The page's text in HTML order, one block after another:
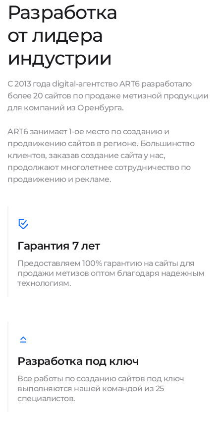
Разработка
от лидера
индустрии
С 2013 года digital-агентство ART6 разработало
более 20 сайтов по продаже метизной продукции
для компаний из Оренбурга.
ART6 занимает 1-ое место по созданию и
продвижению сайтов в регионе. Большинство
клиентов, заказав создание сайта у нас,
продолжают многолетнее сотрудничество по
продвижению и рекламе.
Гарантия 7 лет
Предоставляем 100% гарантию на сайты для
продажи метизов оптом благодаря надежным
технологиям.
Разработка под ключ
Все работы по созданию сайтов под ключ
выполняются нашей командой из 25
специалистов.